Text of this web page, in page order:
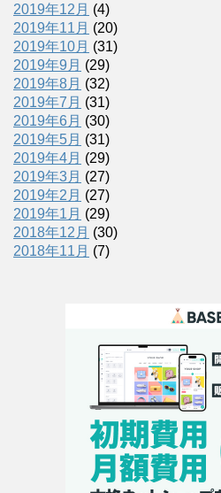
2019年12月 (4)
2019年11月 (20)
2019年10月 (31)
2019年9月 (29)
2019年8月 (32)
2019年7月 (31)
2019年6月 (30)
2019年5月 (31)
2019年4月 (29)
2019年3月 (27)
2019年2月 (27)
2019年1月 (29)
2018年12月 (30)
2018年11月 (7)